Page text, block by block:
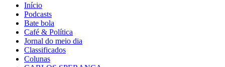
Início
Podcasts
Bate bola
Café & Política
Jornal do meio dia
Classificados
Colunas